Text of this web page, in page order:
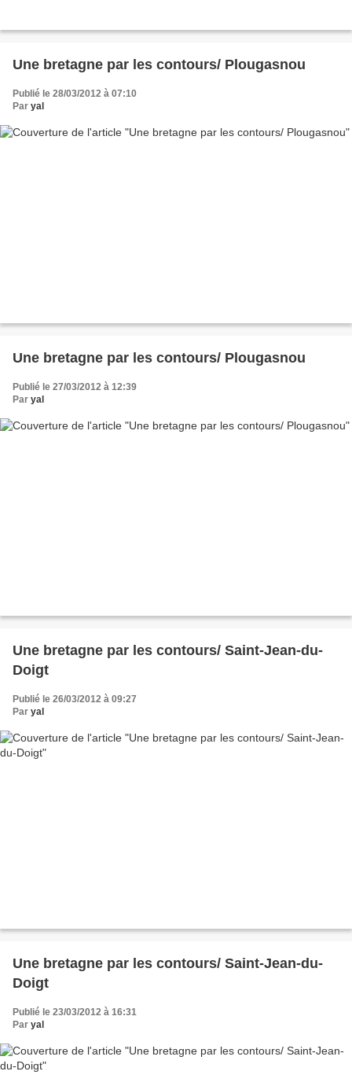
Une bretagne par les contours/ Plougasnou
Publié le 28/03/2012 à 07:10
Par yal
Une bretagne par les contours/ Plougasnou
Publié le 27/03/2012 à 12:39
Par yal
Une bretagne par les contours/ Saint-Jean-du-
Doigt
Publié le 26/03/2012 à 09:27
Par yal
Une bretagne par les contours/ Saint-Jean-du-
Doigt
Publié le 23/03/2012 à 16:31
Par yal